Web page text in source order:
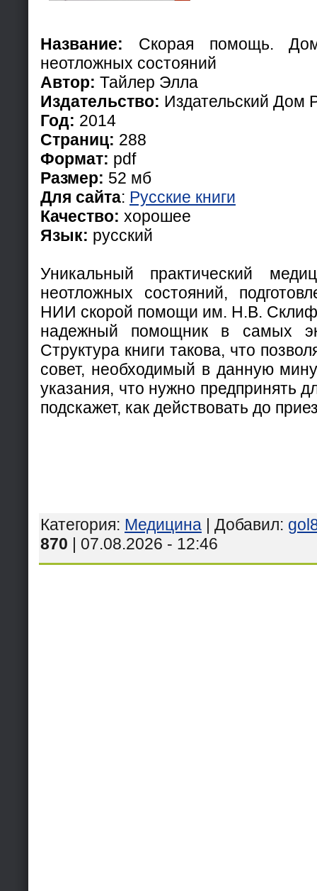
Название: Скорая помощь.
неотложных состояний
Автор: Тайлер Элла
Издательство: Издательский Дом
Год: 2014
Страниц: 288
Формат: pdf
Размер: 52 мб
Для сайта: Русские книги
Качество: хорошее
Язык: русский
Уникальный практический
неотложных состояний,
НИИ скорой помощи им. Н.В.
надежный помощник в самых
Структура книги такова, что
совет, необходимый в данную
указания, что нужно предпринять
подскажет, как действовать до
Категория: Медицина | Добавил:
870 | 07.08.2026 - 12:46